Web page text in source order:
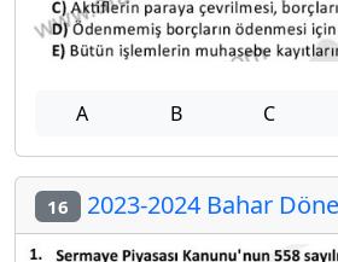
A B C
16 2023-2024 Bahar